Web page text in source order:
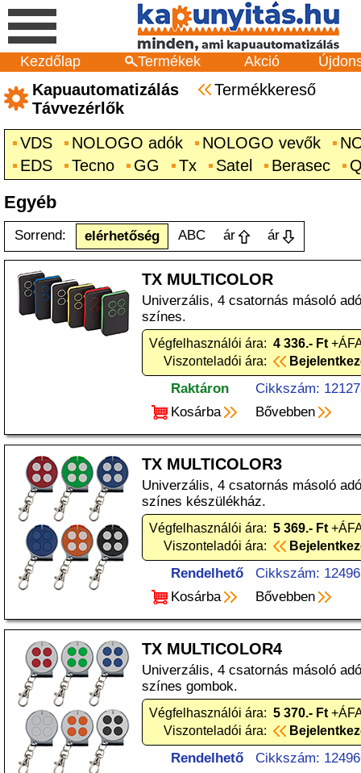
Kezdőlap Termékek Akció
Kapuautomatizálás
Termékkereső
Távvezérlők
VDS
NOLOGO adók NOLOGO vevők
EDS
Tecno GG Tx Satel Berasec
Egyéb
Sorrend: elérhetőség ABC ár ár
TX MULTICOLOR
Univerzális, 4 csatornás másoló
színes.
Végfelhasználói ára: 4 336.- Ft
Viszonteladói ára:
Raktáron
Cikkszám:
Kosárba
Bővebben
TX MULTICOLOR3
Univerzális, 4 csatornás másoló
színes készülékház.
Végfelhasználói ára: 5 369.- Ft
Viszonteladói ára:
Rendelhető
Cikkszám:
Kosárba
Bővebben
TX MULTICOLOR4
Univerzális, 4 csatornás másoló
színes gombok.
Végfelhasználói ára: 5 370.- Ft
Viszonteladói ára:
Rendelhető
Cikkszám: